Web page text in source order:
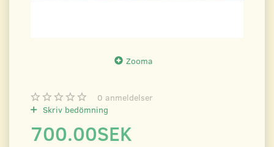
Zooma
0 anmeldelser
Skriv bedömning
700.00SEK